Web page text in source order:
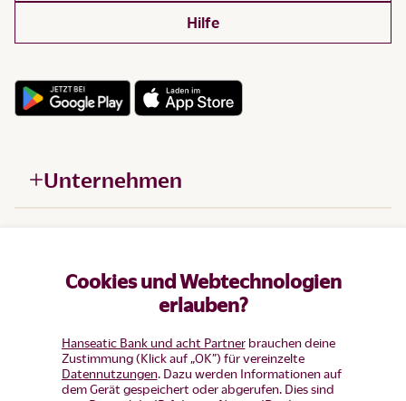
Cookies und Webtechnologien
erlauben?
Hanseatic Bank und acht Partnerbrauchen deine
Zustimmung (Klick auf „OK”) für vereinzelte
Datennutzungen. Dazu werden Informationen auf
dem Gerät gespeichert oder abgerufen. Dies sind
Hilfe
Unternehmen
Produkte